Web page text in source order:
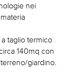
nei
taglio termico
140mq con
giardino.